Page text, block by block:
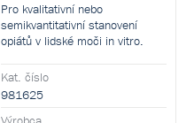
Pro kvalitativní nebo
semikvantitativní stanovení
opiátů v lidské moči in vitro.
Kat. číslo
981625